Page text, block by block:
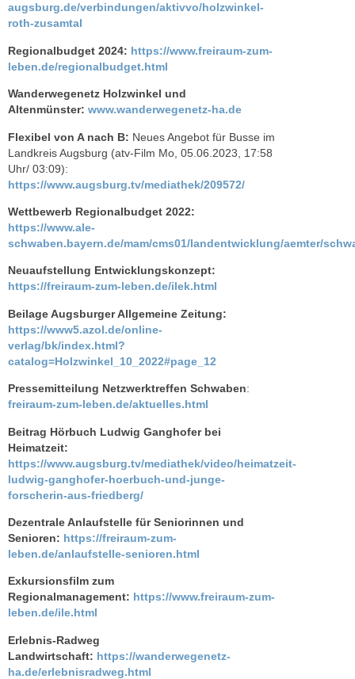
augsburg.de/verbindungen/aktivvo/holzwinkel-
roth-zusamtal
Regionalbudget 2024: https://www.freiraum-zum-
leben.de/regionalbudget.html
Wanderwegenetz Holzwinkel und
Altenmünster: www.wanderwegenetz-ha.de
Flexibel von A nach B: Neues Angebot für Busse im
Landkreis Augsburg (atv-Film Mo, 05.06.2023, 17:58
Uhr/ 03:09):
https://www.augsburg.tv/mediathek/209572/
Wettbewerb Regionalbudget 2022:
https://www.ale-
schwaben.bayern.de/mam/cms01/landentwicklung/aemter/
Neuaufstellung Entwicklungskonzept:
https://freiraum-zum-leben.de/ilek.html
Beilage Augsburger Allgemeine Zeitung:
https://www5.azol.de/online-
verlag/bk/index.html?
catalog=Holzwinkel_10_2022#page_12
Pressemitteilung Netzwerktreffen Schwaben:
freiraum-zum-leben.de/aktuelles.html
Beitrag Hörbuch Ludwig Ganghofer bei
Heimatzeit:
https://www.augsburg.tv/mediathek/video/heimatzeit-
ludwig-ganghofer-hoerbuch-und-junge-
forscherin-aus-friedberg/
Dezentrale Anlaufstelle für Seniorinnen und
Senioren: https://freiraum-zum-
leben.de/anlaufstelle-senioren.html
Exkursionsfilm zum
Regionalmanagement: https://www.freiraum-zum-
leben.de/ile.html
Erlebnis-Radweg
Landwirtschaft: https://wanderwegenetz-
ha.de/erlebnisradweg.html